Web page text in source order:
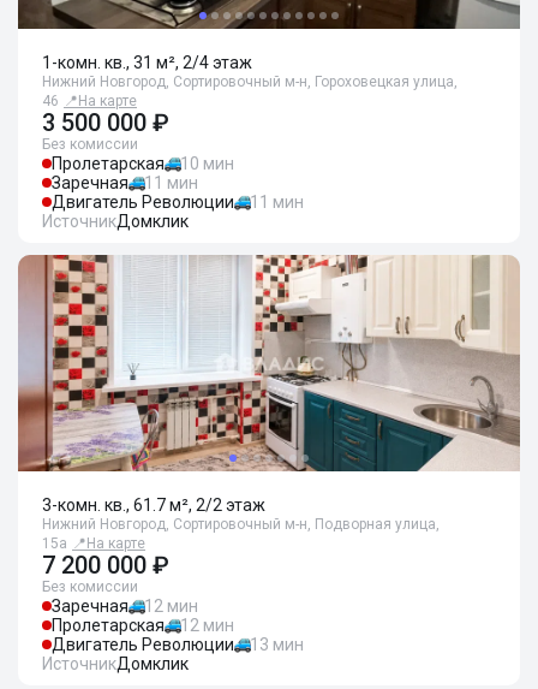
1-комн. кв., 31 м², 2/4 этаж
Нижний Новгород, Сортировочный м-н, Гороховецкая улица,
46 📍 На карте
3 500 000 ₽
Без комиссии
Пролетарская
10 мин
Заречная
11 мин
Двигатель Революции
11 мин
ИсточникДомклик
3-комн. кв., 61.7 м², 2/2 этаж
Нижний Новгород, Сортировочный м-н, Подворная улица,
15а 📍 На карте
7 200 000 ₽
Без комиссии
Заречная
12 мин
Пролетарская
12 мин
Двигатель Революции
13 мин
ИсточникДомклик